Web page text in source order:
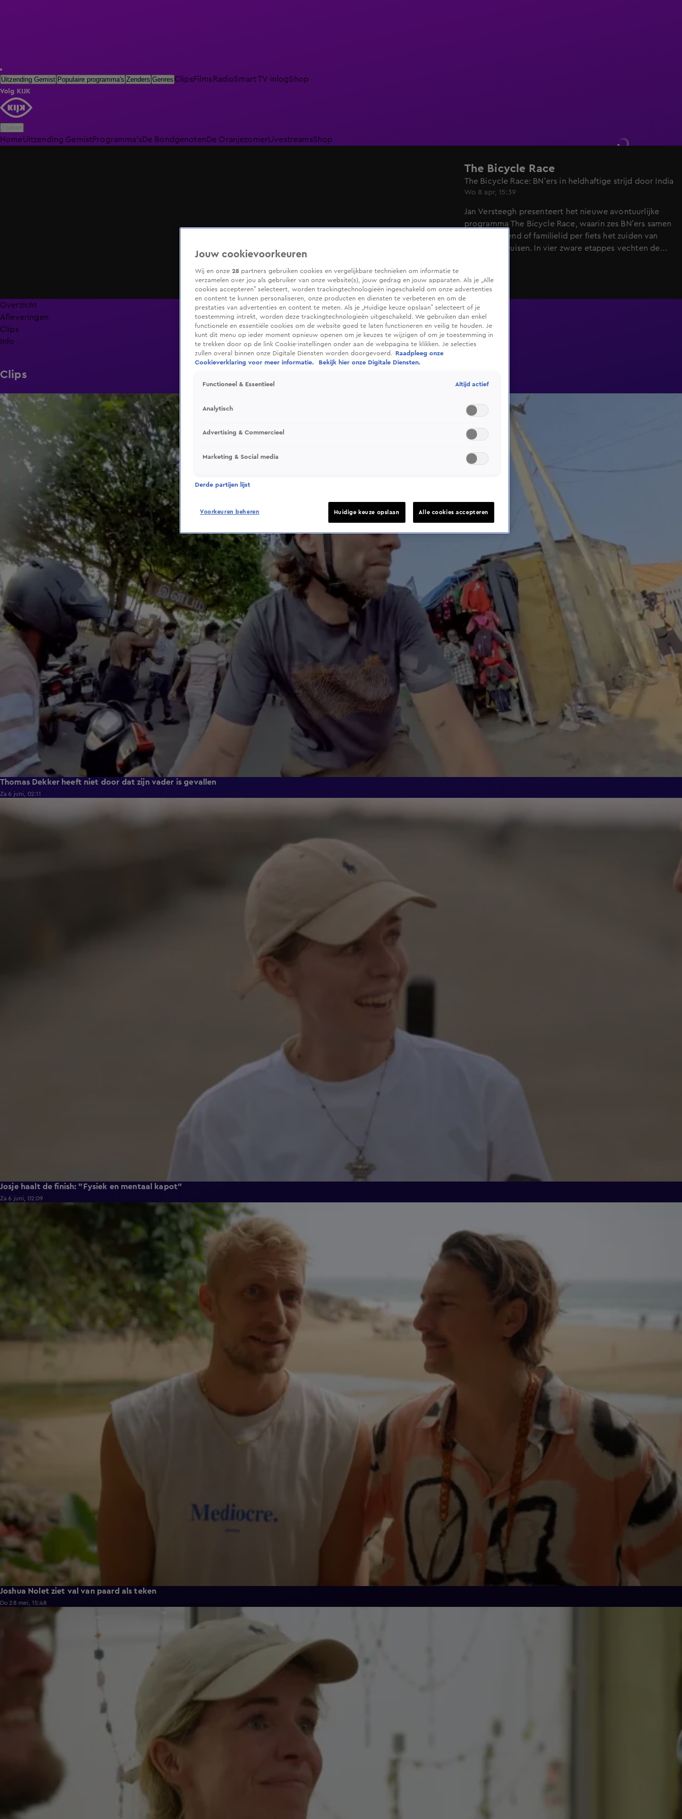
Uitzending Gemist Populaire programma's Zenders Genres ClipsFilmsRadioSmart TV inlogShop
Volg KIJK
HomeUitzending GemistProgramma'sDe BondgenotenDe Oranjezomer LivestreamsShop
The Bicycle Race
The Bicycle Race: BN’ers in heldhaftige strijd door India
Wo 8 apr, 15:39
Jan Versteegh presenteert het nieuwe avontuurlijke
programma The Bicycle Race, waarin zes BN’ers samen
met een vriend of familielid per fiets het zuiden van
India doorkruisen. In vier zware etappes vechten de
verzengende hitte maken iedere kilometer tot een
uitdaging. Het is een race, maar snelheid alleen is niet
doorslaggevend. The Bicycle Race is vanaf zondag 19
april wekelijks om 20.00 uur te zien op SBS6 en terug
te kijken.
Overzicht
Afleveringen
Clips
Info
Clips
0:34
Thomas Dekker heeft niet door dat zijn vader is gevallen
Za 6 juni, 02:11
Josje haalt de finish: "Fysiek en mentaal kapot"
Za 6 juni, 02:09
Joshua Nolet ziet val van paard als teken
Do 28 mei, 15:48
Jouw cookievoorkeuren
Wij en onze 28 partners gebruiken cookies en vergelijkbare technieken om informatie te
verzamelen over jou als gebruiker van onze website(s), jouw gedrag en jouw apparaten. Als je „Alle
cookies accepteren” selecteert, worden trackingtechnologieën ingeschakeld om onze advertenties
en content te kunnen personaliseren, onze producten en diensten te verbeteren en om de
prestaties van advertenties en content te meten. Als je „Huidige keuze opslaan” selecteert of je
toestemming intrekt, worden deze trackingtechnologieën uitgeschakeld. We gebruiken dan enkel
functionele en essentiële cookies om de website goed te laten functioneren en veilig te houden. Je
kunt dit menu op ieder moment opnieuw openen om je keuzes te wijzigen of om je toestemming in
te trekken door op de link Cookie-instellingen onder aan de webpagina te klikken. Je selecties
zullen overal binnen onze Digitale Diensten worden doorgevoerd.
Raadpleeg onze
Cookieverklaring voor meer informatie.
Bekijk hier onze Digitale Diensten.
Functioneel & Essentieel Altijd actief
Analytisch
Advertising & Commercieel
Marketing & Social media
Derde partijen lijst
Voorkeuren beheren Huidige keuze opslaan Alle cookies accepteren